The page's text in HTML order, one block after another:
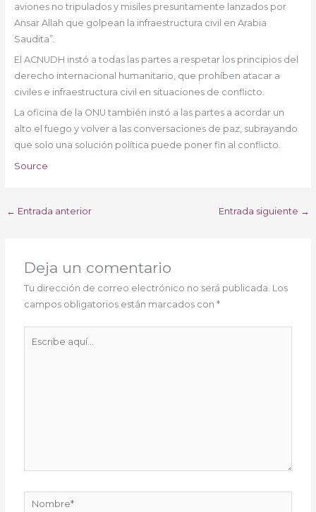
aviones no tripulados y misiles presuntamente lanzados por
Ansar Allah que golpean la infraestructura civil en Arabia
Saudita”.
El ACNUDH instó a todas las partes a respetar los principios del
derecho internacional humanitario, que prohíben atacar a
civiles e infraestructura civil en situaciones de conflicto.
La oficina de la ONU también instó a las partes a acordar un
alto el fuego y volver a las conversaciones de paz, subrayando
que solo una solución política puede poner fin al conflicto.
Source
← Entrada anterior Entrada siguiente →
Deja un comentario
Tu dirección de correo electrónico no será publicada. Los
campos obligatorios están marcados con*
Nombre*